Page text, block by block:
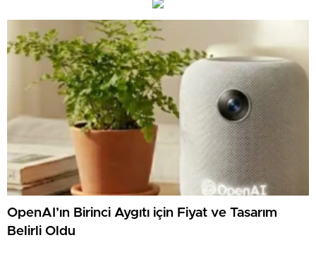
OpenAI’ın Birinci Aygıtı için Fiyat ve Tasarım
Belirli Oldu